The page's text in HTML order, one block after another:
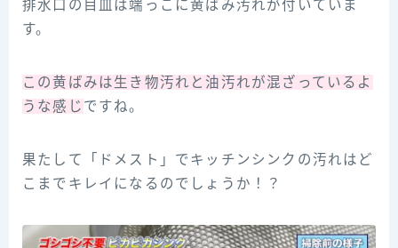
排水口の目皿は端っこに黄ばみ汚れが付いていま
す。
この黄ばみは生き物汚れと油汚れが混ざっているよ
うな感じ ですね。
果たして「ドメスト」でキッチンシンクの汚れはど
こまでキレイになるのでしょうか！？